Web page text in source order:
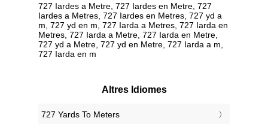
727 Iardes a Metre, 727 Iardes en Metre, 727
Iardes a Metres, 727 Iardes en Metres, 727 yd a
m, 727 yd en m, 727 Iarda a Metres, 727 Iarda en
Metres, 727 Iarda a Metre, 727 Iarda en Metre,
727 yd a Metre, 727 yd en Metre, 727 Iarda a m,
727 Iarda en m
Altres Idiomes
‎727 Yards To Meters